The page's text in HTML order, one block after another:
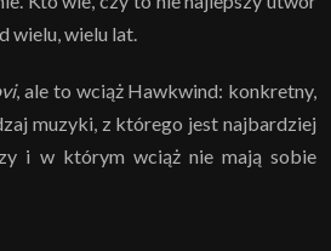
wielu, wielu lat.
, ale to wciąż Hawkwind: konkretny,
muzyki, z którego jest najbardziej
i w którym wciąż nie mają sobie